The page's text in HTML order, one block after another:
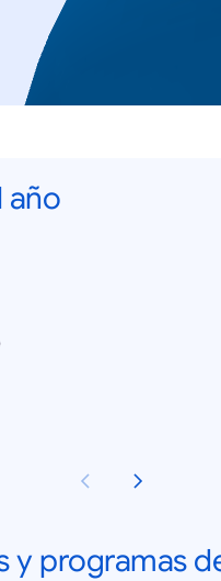
año
y programas